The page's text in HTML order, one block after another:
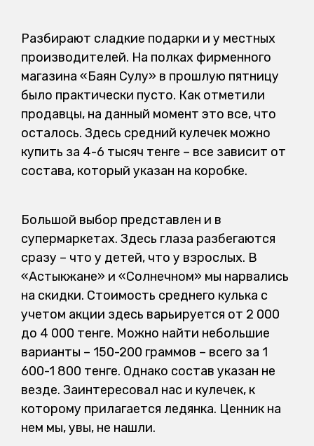
Разбирают сладкие подарки и у местных
производителей. На полках фирменного
магазина «Баян Сулу» в прошлую пятницу
было практически пусто. Как отметили
продавцы, на данный момент это все, что
осталось. Здесь средний кулечек можно
купить за 4-6 тысяч тенге – все зависит от
состава, который указан на коробке.
Большой выбор представлен и в
супермаркетах. Здесь глаза разбегаются
сразу – что у детей, что у взрослых. В
«Астыкжане» и «Солнечном» мы нарвались
на скидки. Стоимость среднего кулька с
учетом акции здесь варьируется от 2 000
до 4 000 тенге. Можно найти небольшие
варианты – 150-200 граммов – всего за 1
600-1 800 тенге. Однако состав указан не
везде. Заинтересовал нас и кулечек, к
которому прилагается ледянка. Ценник на
нем мы, увы, не нашли.